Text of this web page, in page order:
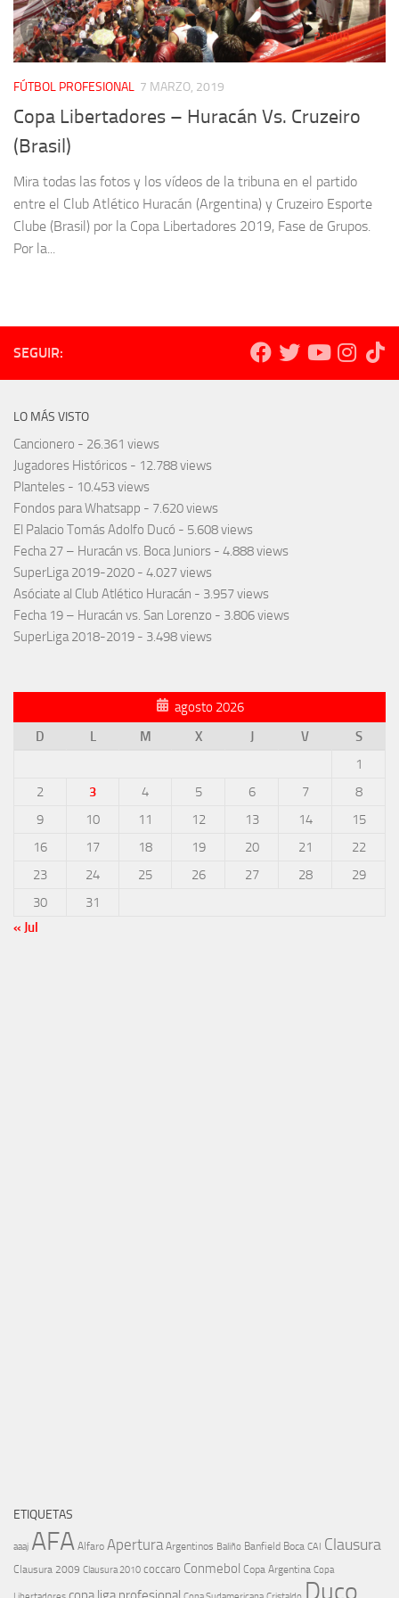
FÚTBOL PROFESIONAL 7 MARZO, 2019
Copa Libertadores – Huracán Vs. Cruzeiro
(Brasil)
Mira todas las fotos y los vídeos de la tribuna en el partido
entre el Club Atlético Huracán (Argentina) y Cruzeiro Esporte
Clube (Brasil) por la Copa Libertadores 2019, Fase de Grupos.
Por la...
SEGUIR:
LO MÁS VISTO
Cancionero - 26.361 views
Jugadores Históricos - 12.788 views
Planteles - 10.453 views
Fondos para Whatsapp - 7.620 views
El Palacio Tomás Adolfo Ducó - 5.608 views
Fecha 27 – Huracán vs. Boca Juniors - 4.888 views
SuperLiga 2019-2020 - 4.027 views
Asóciate al Club Atlético Huracán - 3.957 views
Fecha 19 – Huracán vs. San Lorenzo - 3.806 views
SuperLiga 2018-2019 - 3.498 views
agosto 2026
D
L M X J V
S
1
2
3 4 5 6 7
8
9
10 11 12 13 14
15
16
17 18 19 20 21
22
23
24 25 26 27 28
29
30
31
« Jul
ETIQUETAS
aaaj AFA Alfaro Apertura Argentinos Baliño Banfield Boca CAI Clausura
Clausura 2009 Clausura 2010 coccaro Conmebol Copa Argentina Copa
Duco